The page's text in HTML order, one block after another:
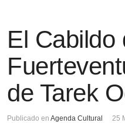
El Cabildo
de Tarek
Publicado en Agenda Cultural 25
Contraseña